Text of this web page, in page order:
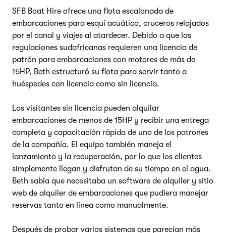
SFB Boat Hire ofrece una flota escalonada de
embarcaciones para esquí acuático, cruceros relajados
por el canal y viajes al atardecer. Debido a que las
regulaciones sudafricanas requieren una licencia de
patrón para embarcaciones con motores de más de
15HP, Beth estructuró su flota para servir tanto a
huéspedes con licencia como sin licencia.
Los visitantes sin licencia pueden alquilar
embarcaciones de menos de 15HP y recibir una entrega
completa y capacitación rápida de uno de los patrones
de la compañía. El equipo también maneja el
lanzamiento y la recuperación, por lo que los clientes
simplemente llegan y disfrutan de su tiempo en el agua.
Beth sabía que necesitaba un software de alquiler y sitio
web de alquiler de embarcaciones que pudiera manejar
reservas tanto en línea como manualmente.
Después de probar varios sistemas que parecían más